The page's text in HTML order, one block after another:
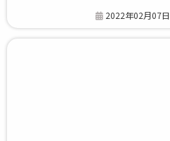
2022年02月07日